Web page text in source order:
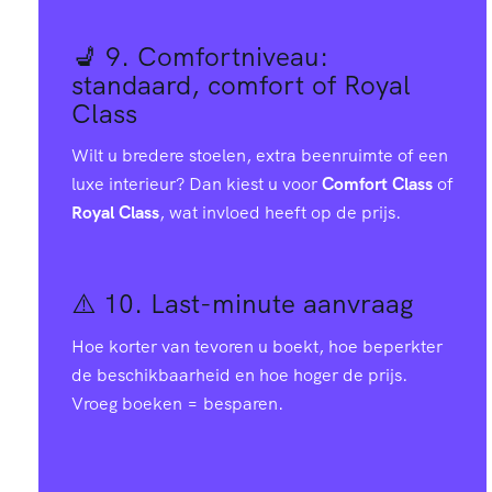
💺 9. Comfortniveau:
standaard, comfort of Royal
Class
Wilt u bredere stoelen, extra beenruimte of een
luxe interieur? Dan kiest u voorComfort Classof
Royal Class, wat invloed heeft op de prijs.
⚠️ 10. Last-minute aanvraag
Hoe korter van tevoren u boekt, hoe beperkter
de beschikbaarheid en hoe hoger de prijs.
Vroeg boeken = besparen.
0
9
2
0
7
4
1
9
8
6
4
0
8
8
0
3
9
1
7
0
4
1
5
3
4
5
6
6
7